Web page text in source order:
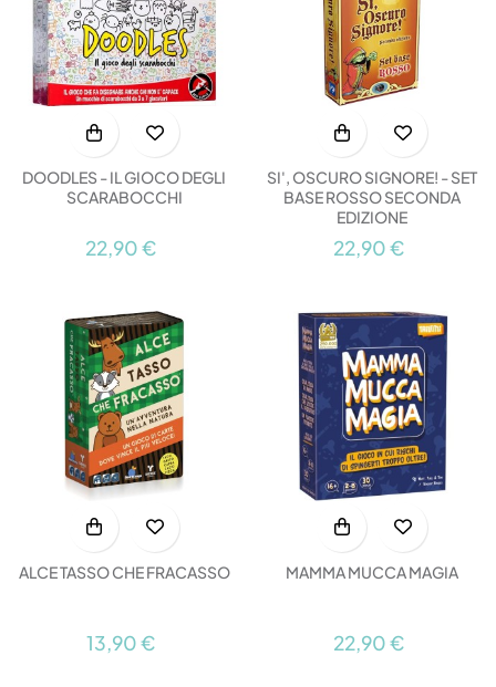
DOODLES - IL GIOCO DEGLI
SCARABOCCHI
22,90 €
SI', OSCURO SIGNORE! - SET
BASE ROSSO SECONDA
EDIZIONE
22,90 €
ALCE TASSO CHE FRACASSO
13,90 €
MAMMA MUCCA MAGIA
22,90 €